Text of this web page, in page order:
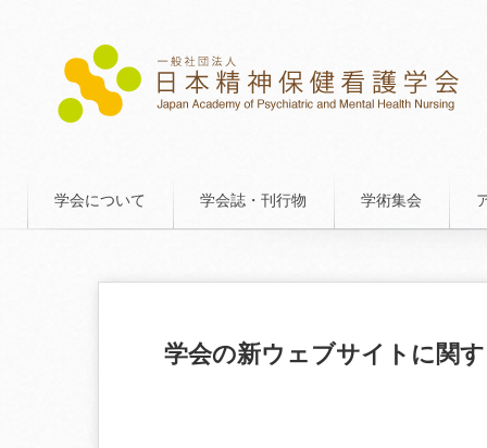
学会について 学会誌・刊行物 学術集会
学会の新ウェブサイトに関